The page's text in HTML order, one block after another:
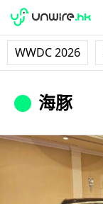
WWDC 2026
海豚